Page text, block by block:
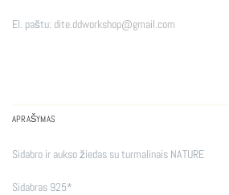
El. paštu: dite.ddworkshop@gmail.com
APRAŠYMAS
Sidabro ir aukso žiedas su turmalinais NATURE
Sidabras 925*